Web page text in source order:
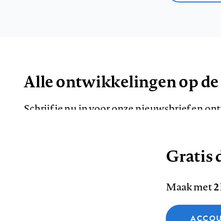
Alle ontwikkelingen op de
Schrijf je nu in voor onze nieuwsbrief en
Functionele cookies
Gratis
Maak met